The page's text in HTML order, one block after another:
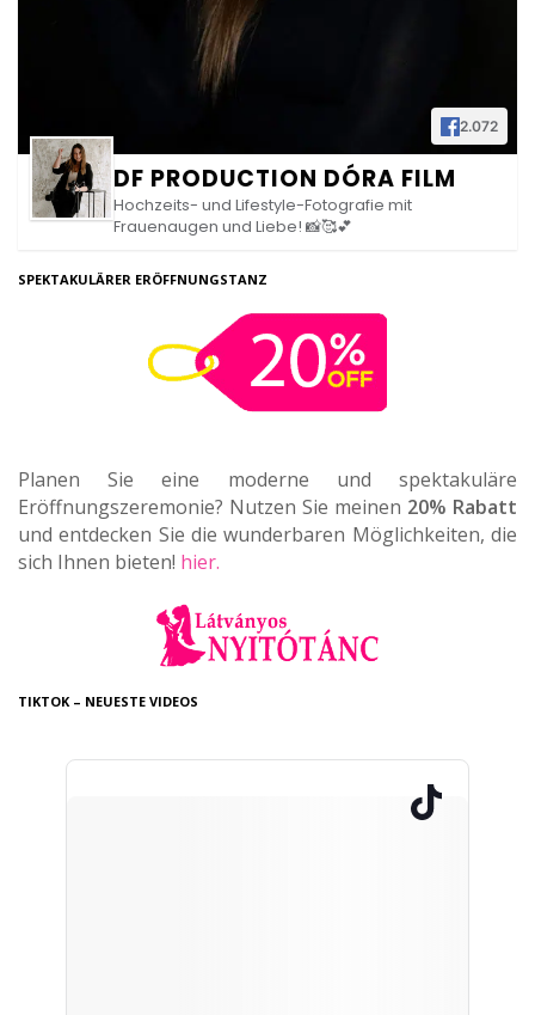
2.072
DF PRODUCTION DÓRA FILM
Hochzeits- und Lifestyle-Fotografie mit
Frauenaugen und Liebe! 📸🥰💕
SPEKTAKULÄRER ERÖFFNUNGSTANZ
Planen Sie eine moderne und spektakuläre
Eröffnungszeremonie? Nutzen Sie meinen 20% Rabatt
und entdecken Sie die wunderbaren Möglichkeiten, die
sich Ihnen bieten! hier.
TIKTOK – NEUESTE VIDEOS